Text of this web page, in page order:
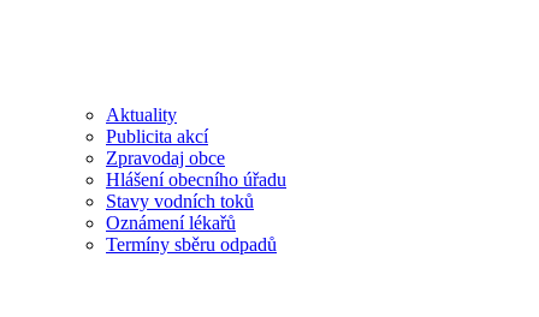
Aktuality
Publicita akcí
Zpravodaj obce
Hlášení obecního úřadu
Stavy vodních toků
Oznámení lékařů
Termíny sběru odpadů